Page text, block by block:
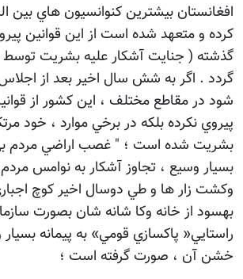
افغانستان بيشترين كنوانسيون هاي بين
كرده و متعهد شده است از اين قوانين
گذشته ( جنايت آشكار عليه بشريت توسط
گردد . اگر به شش سال اخير بعد از
شود در مقاطع مختلف ، اين كشور از
پيروي نكرده بلكه در برخي موارد ، خود
بشريت شده است ؛ " غصب اراضي مردم
بسيار وسيع ، تجاوز آشكار به نوامس
وكشت زار ها و طي دوسال اخير كوچ
بهسود از خانه وكا شانه شان بصورت
راستايي« پاكسازي قومي» به پيمانه
خشن آن ، صورت گرفته است ؛